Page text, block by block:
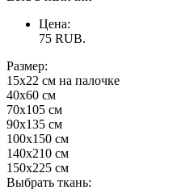
Цена:
75 RUB.
Размер:
15х22 см на палочке
40х60 см
70х105 см
90х135 см
100х150 см
140х210 см
150х225 см
Выбрать ткань: